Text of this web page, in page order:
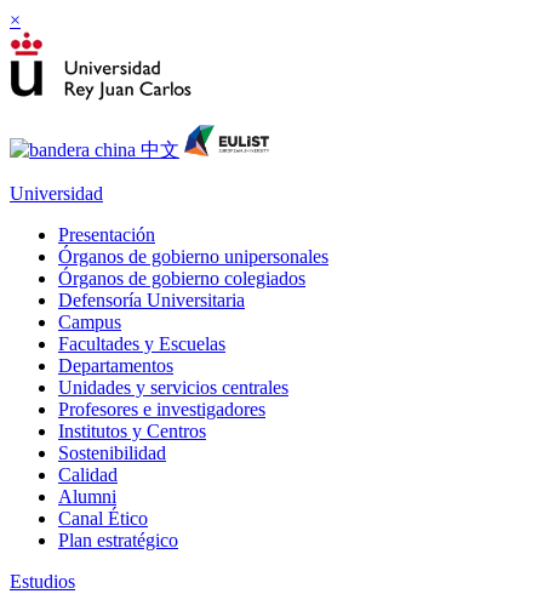
×
Universidad
Presentación
Órganos de gobierno unipersonales
Órganos de gobierno colegiados
Defensoría Universitaria
Campus
Facultades y Escuelas
Departamentos
Unidades y servicios centrales
Profesores e investigadores
Institutos y Centros
Sostenibilidad
Calidad
Alumni
Canal Ético
Plan estratégico
Estudios